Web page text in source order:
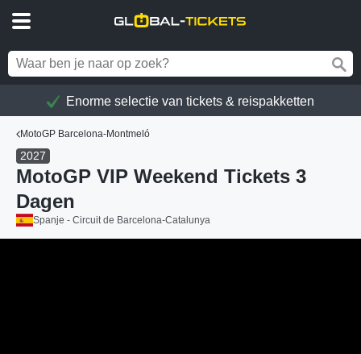
Enorme selectie van tickets & reispakketten
MotoGP Barcelona-Montmeló
2027
MotoGP VIP Weekend Tickets 3
Dagen
Spanje - Circuit de Barcelona-Catalunya